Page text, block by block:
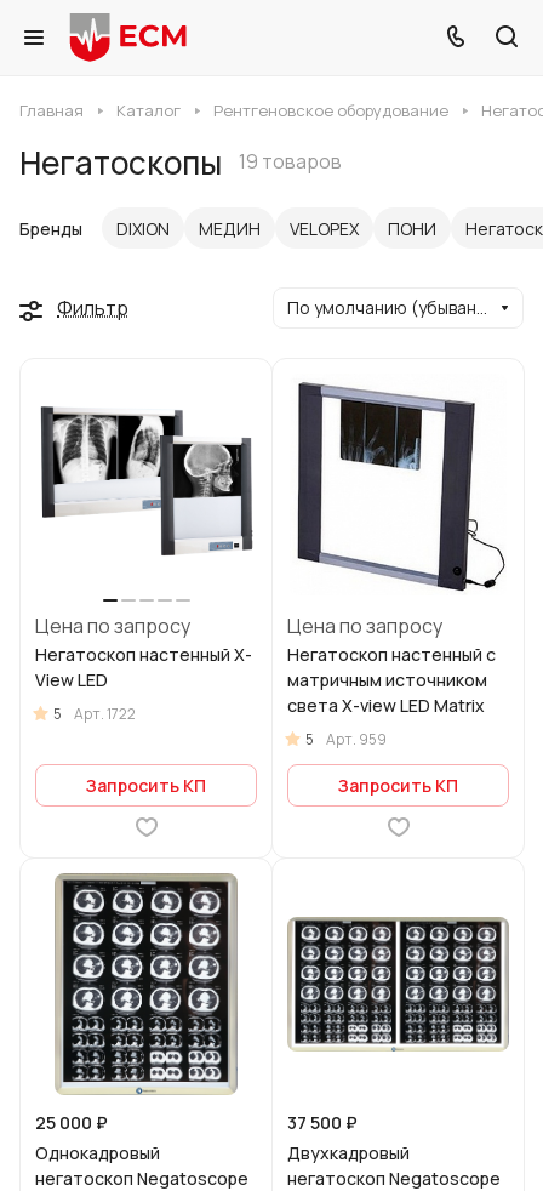
Главная Каталог Рентгеновское оборудование
Негатоскопы 19 товаров
Бренды DIXION МЕДИН VELOPEX ПОНИ
Фильтр По умолчанию (убывание)
Цена по запросу
Негатоскоп настенный X-
View LED
5 Арт.1722
Запросить КП
Цена по запросу
Негатоскоп настенный с
матричным источником
света X-view LED Matrix
5 Арт. 959
Запросить КП
25 000 ₽
Однокадровый
негатоскоп Negatoscope
37 500 ₽
Двухкадровый
негатоскоп Negatoscope